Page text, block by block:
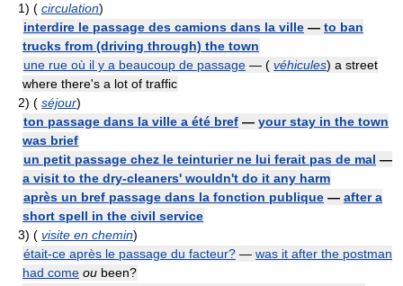
1) ( circulation)
interdire le passage des camions dans la ville — to ban
trucks from (driving through) the town
une rue où il y a beaucoup de passage — ( véhicules) a street
where there's a lot of traffic
2) ( séjour)
ton passage dans la ville a été bref — your stay in the town
was brief
un petit passage chez le teinturier ne lui ferait pas de mal —
a visit to the dry-cleaners' wouldn't do it any harm
après un bref passage dans la fonction publique — after a
short spell in the civil service
3) ( visite en chemin)
était-ce après le passage du facteur? — was it after the postman
had come ou been?